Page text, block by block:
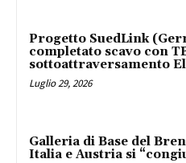
Progetto SuedLink
completato scavo con
sottoattraversamento
Luglio 29, 2026
Galleria di Base del
Italia e Austria si